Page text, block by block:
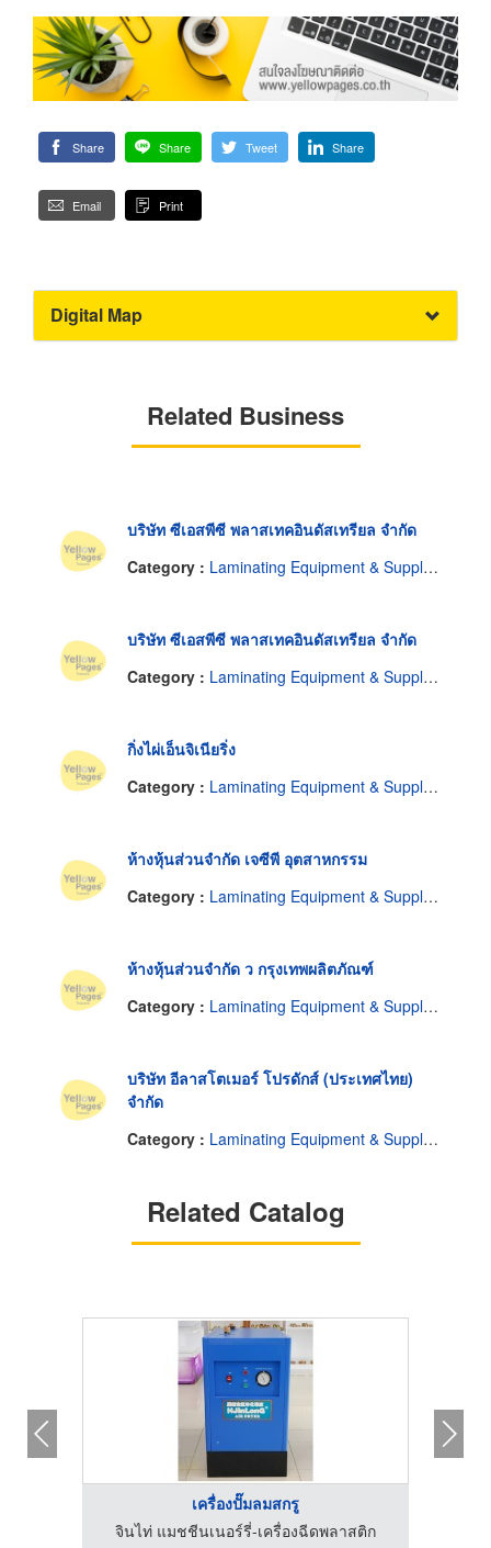
Share Share Tweet Share
Email Print
Digital Map
Related Business
บริษัท ซีเอสพีซี พลาสเทคอินดัสเทรียล จำกัด
Category : Laminating Equipment & Supplies
บริษัท ซีเอสพีซี พลาสเทคอินดัสเทรียล จำกัด
Category : Laminating Equipment & Supplies
กิ่งไผ่เอ็นจิเนียริ่ง
Category : Laminating Equipment & Supplies
ห้างหุ้นส่วนจำกัด เจซีพี อุตสาหกรรม
Category : Laminating Equipment & Supplies
ห้างหุ้นส่วนจำกัด ว กรุงเทพผลิตภัณฑ์
Category : Laminating Equipment & Supplies
บริษัท อีลาสโตเมอร์ โปรดักส์ (ประเทศไทย)
จำกัด
Category : Laminating Equipment & Supplies
Related Catalog
เครื่องปั๊มลมสกรู
จินไท่ แมชชีนเนอร์รี่-เครื่องฉีดพลาสติก